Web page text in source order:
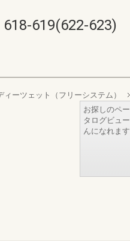
619(622-623)
ーツェット（フリーシステム）
お探しのペ
タログビュ
んになれます